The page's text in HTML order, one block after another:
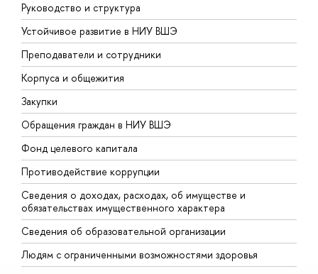
Руководство и структура
Устойчивое развитие в НИУ ВШЭ
Преподаватели и сотрудники
Корпуса и общежития
Закупки
Обращения граждан в НИУ ВШЭ
Фонд целевого капитала
Противодействие коррупции
Сведения о доходах, расходах, об имуществе и
обязательствах имущественного характера
Сведения об образовательной организации
Людям с ограниченными возможностями здоровья